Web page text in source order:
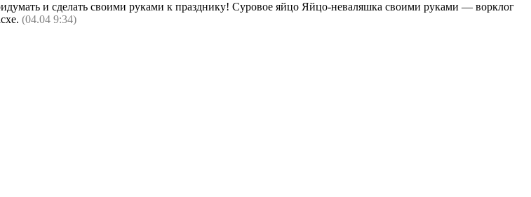
и сделать своими руками к празднику! Суровое яйцо Яйцо-неваляшка своими руками — ворклог
(04.04 9:34)